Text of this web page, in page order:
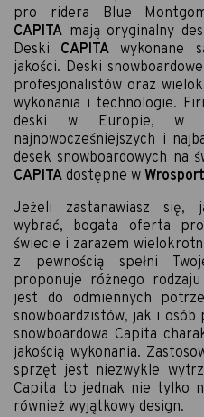
pro ridera Blue
CAPITA mają oryginalny
Deski CAPITA wykonane
jakości. Deski snowboardowe
profesjonalistów oraz
wykonania i technologie.
deski w Europie,
najnowocześniejszych i
desek snowboardowych na
CAPITA dostępne w
Jeżeli zastanawiasz się,
wybrać, bogata oferta
świecie i zarazem
z pewnością spełni
proponuje różnego
jest do odmiennych
snowboardzistów, jak i osób
snowboardowa Capita
jakością wykonania.
sprzęt jest niezwykle
Capita to jednak nie tylko
również wyjątkowy design.